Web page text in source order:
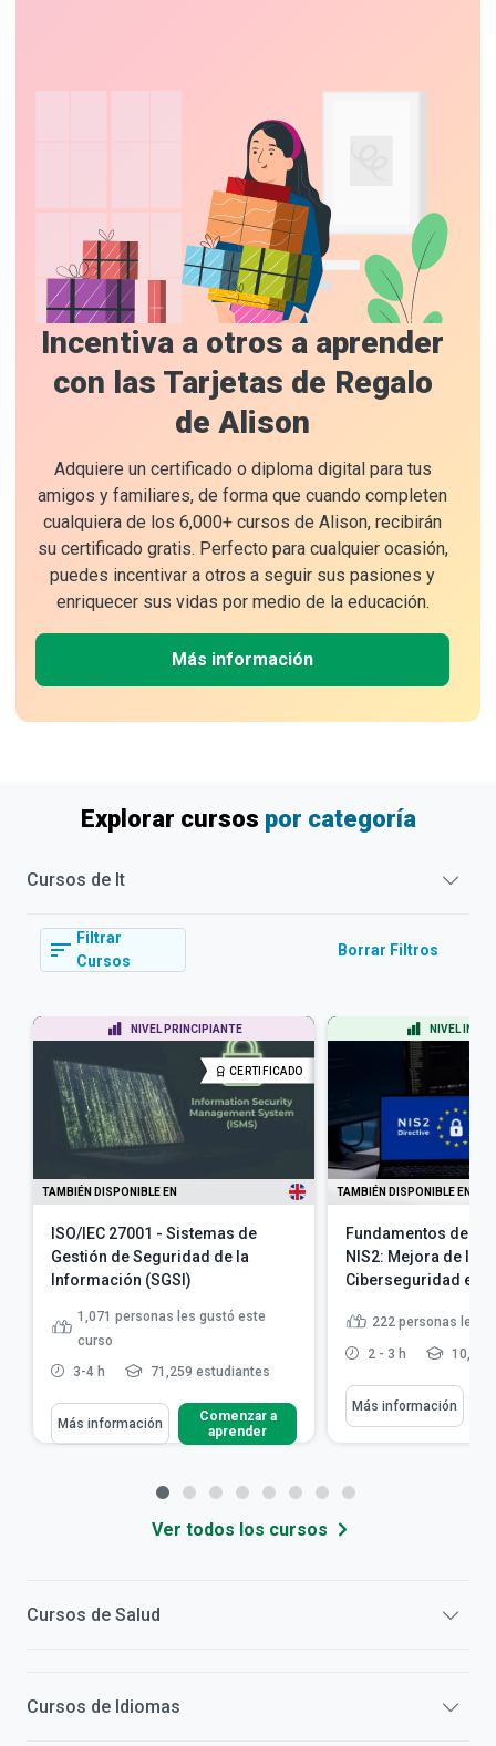
Incentiva a otros a aprender
con las Tarjetas de Regalo
de Alison
Adquiere un certificado o diploma digital para tus
amigos y familiares, de forma que cuando completen
cualquiera de los 6,000+ cursos de Alison, recibirán
su certificado gratis. Perfecto para cualquier ocasión,
puedes incentivar a otros a seguir sus pasiones y
enriquecer sus vidas por medio de la educación.
Más información
Explorar cursos por categoría
Cursos de It
Filtrar
Cursos
Borrar Filtros
NIVEL PRINCIPIANTE
CERTIFICADO
TAMBIÉN DISPONIBLE EN
ISO/IEC 27001 - Sistemas de
Gestión de Seguridad de la
Información (SGSI)
1,071 personas les gustó este
curso
3-4 h
71,259 estudiantes
Más información
Comenzar a
aprender
NIVEL
TAMBIÉN DISPONIBLE EN
Fundamentos de la
NIS2: Mejora de la
Ciberseguridad en
222 personas les
2 - 3 h
Más información
Ver todos los cursos
Cursos de Salud
Cursos de Idiomas